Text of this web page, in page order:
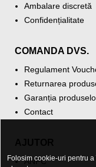
Ambalare discretă
Confidențialitate
COMANDA DVS.
Regulament
Returnarea
Garanția
Contact
ANPC
Folosim cookie-uri pentru